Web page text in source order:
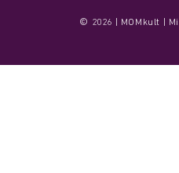
© 2026 | MOMkult |